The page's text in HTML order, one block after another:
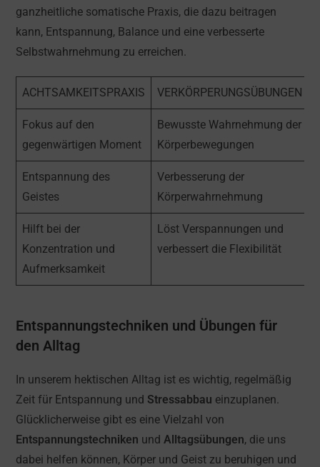
ganzheitliche somatische Praxis, die dazu beitragen
kann, Entspannung, Balance und eine verbesserte
Selbstwahrnehmung zu erreichen.
ACHTSAMKEITSPRAXIS VERKÖRPERUNGSÜBUNGEN
Fokus auf den
gegenwärtigen Moment
Bewusste Wahrnehmung der
Körperbewegungen
Entspannung des
Geistes
Verbesserung der
Körperwahrnehmung
Hilft bei der
Konzentration und
Aufmerksamkeit
Löst Verspannungen und
verbessert die Flexibilität
Entspannungstechniken und Übungen für
den Alltag
In unserem hektischen Alltag ist es wichtig, regelmäßig
Zeit für Entspannung und Stressabbau einzuplanen.
Glücklicherweise gibt es eine Vielzahl von
Entspannungstechniken undAlltagsübungen, die uns
dabei helfen können, Körper und Geist zu beruhigen und